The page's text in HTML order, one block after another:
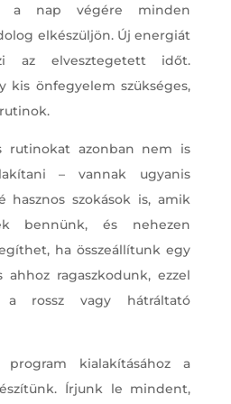
a nap végére minden
elkészüljön. Új energiát
az elvesztegetett időt.
kis önfegyelem szükséges,
rutinokat azonban nem is
– vannak ugyanis
hasznos szokások is, amik
bennünk, és nehezen
ha összeállítunk egy
ragaszkodunk, ezzel
a rossz vagy hátráltató
kialakításához a
Írjunk le mindent,